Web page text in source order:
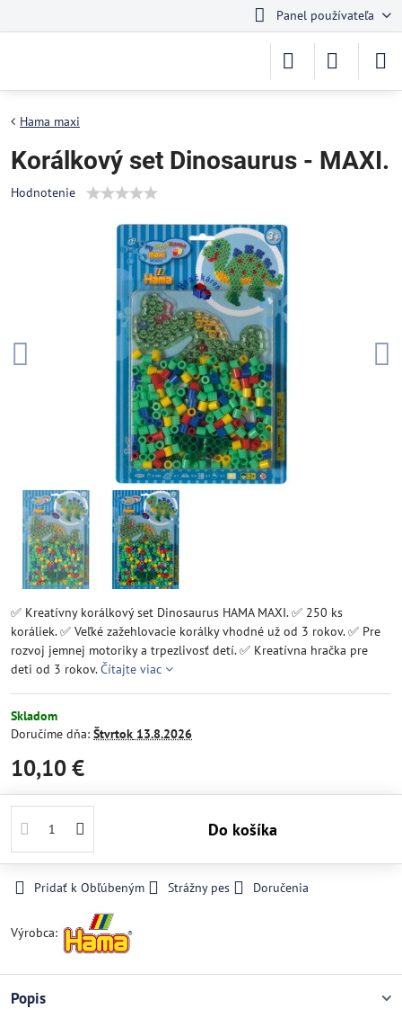
Panel používateľa
Hama maxi
Korálkový set Dinosaurus - MAXI.
Hodnotenie
✅ Kreatívny korálkový set Dinosaurus HAMA MAXI. ✅ 250 ks
koráliek. ✅ Veľké zažehlovacie korálky vhodné už od 3 rokov. ✅ Pre
rozvoj jemnej motoriky a trpezlivosť detí. ✅ Kreatívna hračka pre
deti od 3 rokov.Čítajte viac
Skladom
Doručíme dňa: Štvrtok 13.8.2026
10,10 €
Do košíka
Pridať k Obľúbeným Strážny pes Doručenia
Výrobca:
Popis